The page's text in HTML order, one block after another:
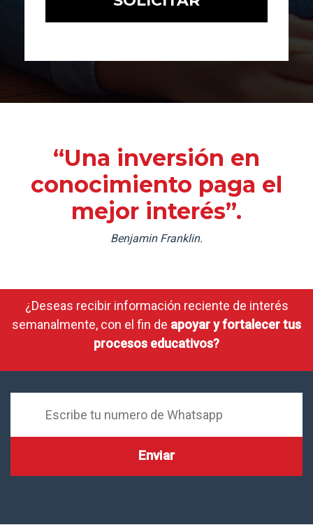
“Una inversión en
conocimiento paga el
mejor interés”.
Benjamin Franklin.
¿Deseas recibir información reciente de interés
semanalmente, con el fin de apoyar y fortalecer tus
procesos educativos?